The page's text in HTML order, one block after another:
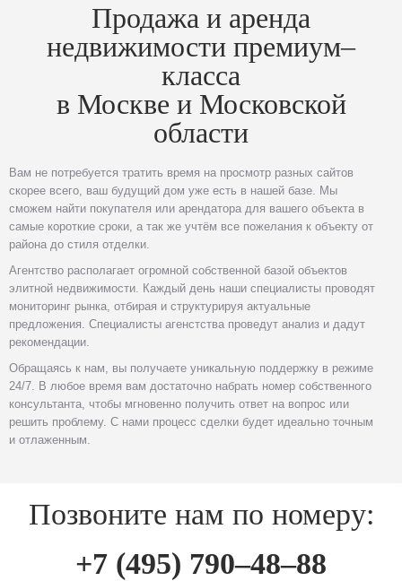
Продажа и аренда
недвижимости премиум–
класса
в Москве и Московской
области
Вам не потребуется тратить время на просмотр разных сайтов
скорее всего, ваш будущий дом уже есть в нашей базе. Мы
сможем найти покупателя или арендатора для вашего объекта в
самые короткие сроки, а так же учтём все пожелания к объекту от
района до стиля отделки.
Агентство располагает огромной собственной базой объектов
элитной недвижимости. Каждый день наши специалисты проводят
мониторинг рынка, отбирая и структурируя актуальные
предложения. Специалисты агенстства проведут анализ и дадут
рекомендации.
Обращаясь к нам, вы получаете уникальную поддержку в режиме
24/7. В любое время вам достаточно набрать номер собственного
консультанта, чтобы мгновенно получить ответ на вопрос или
решить проблему. С нами процесс сделки будет идеально точным
и отлаженным.
Позвоните нам по номеру:
+7 (495) 790–48–88